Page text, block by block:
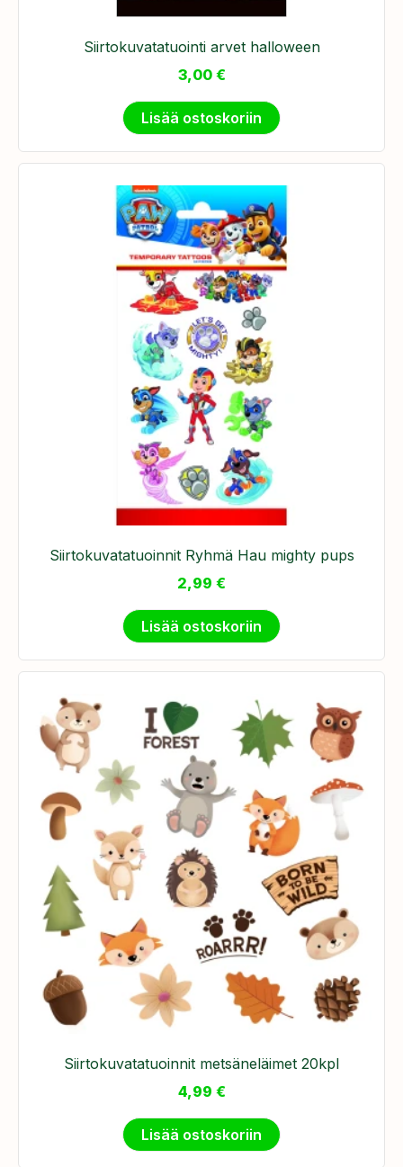
Siirtokuvatatuointi arvet halloween
3,00 €
Lisää ostoskoriin
Siirtokuvatatuoinnit Ryhmä Hau mighty pups
2,99 €
Lisää ostoskoriin
Siirtokuvatatuoinnit metsäneläimet 20kpl
4,99 €
Lisää ostoskoriin